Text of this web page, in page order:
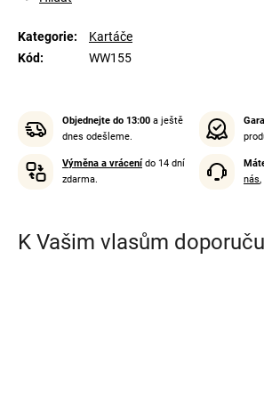
Kategorie:
Kartáče
Kód: WW155
Objednejte do 13:00 a ještě
dnes odešleme.
Výměna a vrácenído 14 dní
zdarma.
nás,
K Vašim vlasům